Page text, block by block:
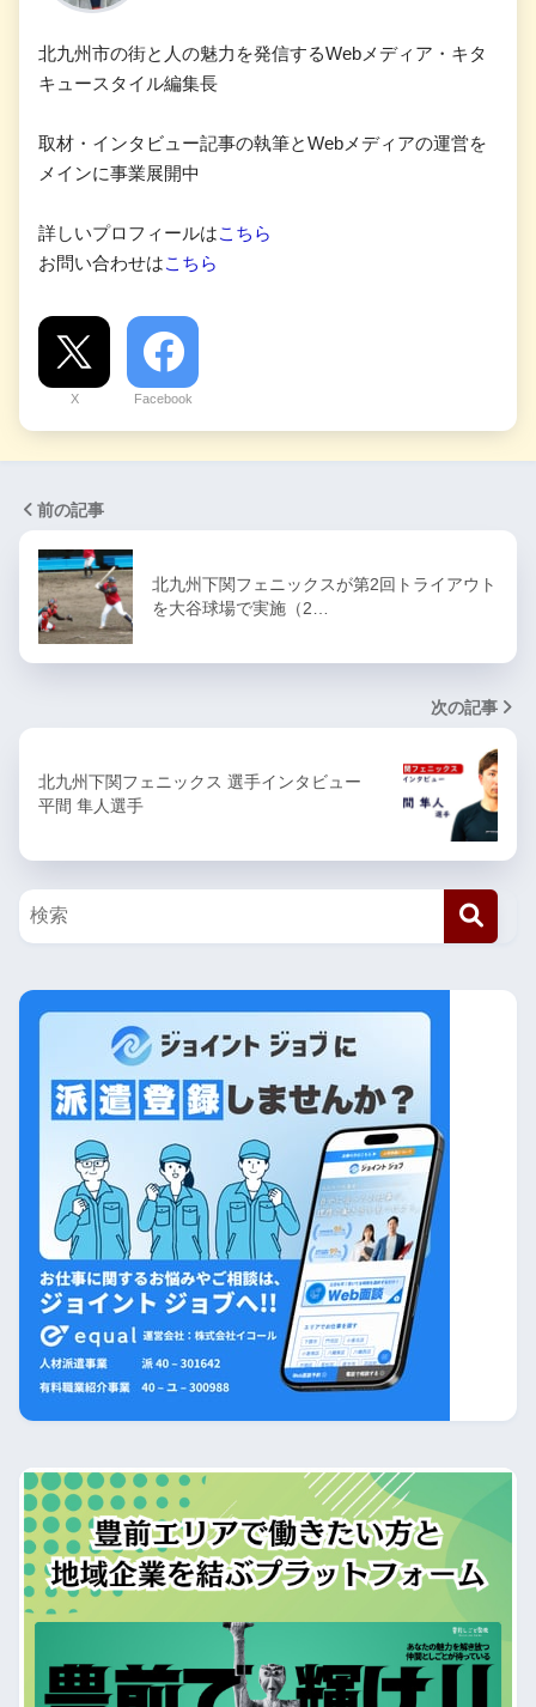
北九州市の街と人の魅力を発信するWebメディア・キタ
キュースタイル編集長
取材・インタビュー記事の執筆とWebメディアの運営を
メインに事業展開中
詳しいプロフィールはこちら
お問い合わせはこちら
X Facebook
前の記事
北九州下関フェニックスが第2回トライアウト
を大谷球場で実施（2…
次の記事
北九州下関フェニックス 選手インタビュー
平間 隼人選手